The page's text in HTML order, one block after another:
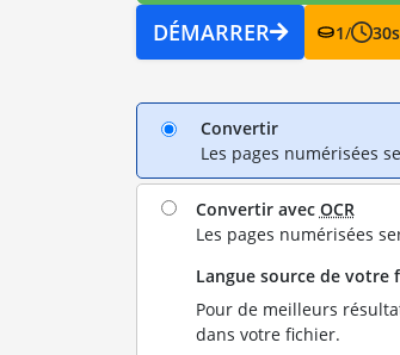
DÉMARRER 1/ 30s
Convertir
Les pages numérisées
Convertir avec OCR
Les pages numérisées
Langue source de votre
Pour de meilleurs
dans votre fichier.